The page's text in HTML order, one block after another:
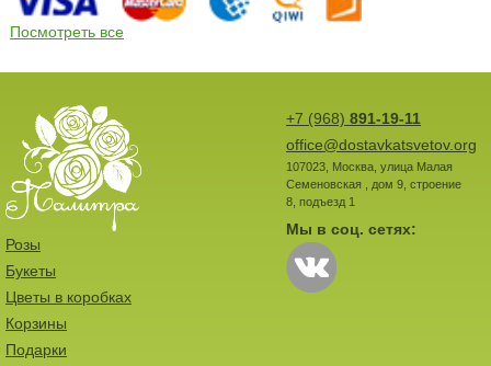
Посмотреть все
+7 (968) 891-19-11
office@dostavkatsvetov.org
107023, Москва, улица Малая
Семеновская , дом 9, строение
8, подъезд 1
Мы в соц. сетях:
Розы
Букеты
Цветы в коробках
Корзины
Подарки